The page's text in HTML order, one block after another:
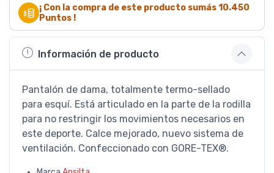
¡ Con la compra de este producto sumás10.450
Puntos !
Información de producto
Pantalón de dama, totalmente termo-sellado
para esquí. Está articulado en la parte de la rodilla
para no restringir los movimientos necesarios en
este deporte. Calce mejorado, nuevo sistema de
ventilación. Confeccionado con GORE-TEX®.